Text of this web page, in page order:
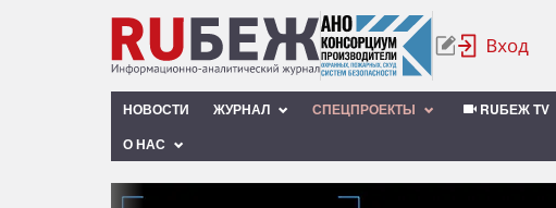
НОВОСТИ ЖУРНАЛ СПЕЦПРОЕКТЫ RUБЕЖ TV
О НАС